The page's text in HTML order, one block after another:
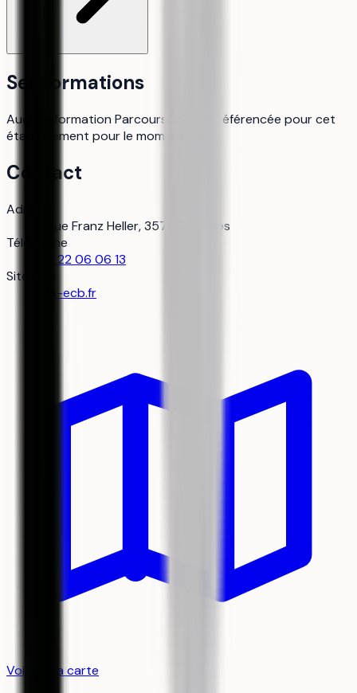
Ses formations
Aucune formation Parcoursup n’est référencée pour cet
établissement pour le moment.
Contact
Adresse
9 rue Franz Heller, 35700 Rennes
Téléphone
02 22 06 06 13
Site web
cfa-ecb.fr
Voir sur la carte